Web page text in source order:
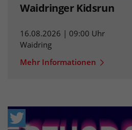
Waidringer Kidsrun
16.08.2026 | 09:00 Uhr
Waidring
Mehr Informationen